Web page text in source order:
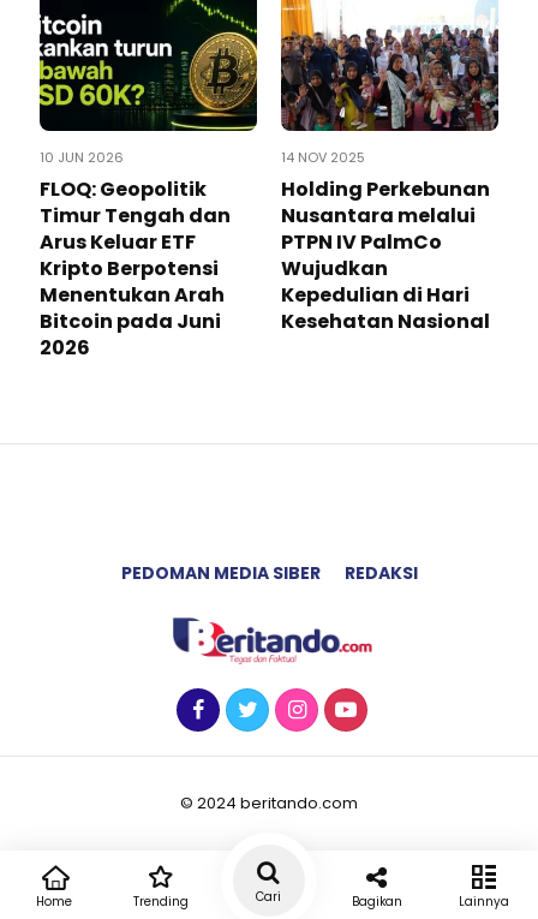
10 JUN 2026
FLOQ: Geopolitik
Timur Tengah dan
Arus Keluar ETF
Kripto Berpotensi
Menentukan Arah
Bitcoin pada Juni
2026
14 NOV 2025
Holding Perkebunan
Nusantara melalui
PTPN IV PalmCo
Wujudkan
Kepedulian di Hari
Kesehatan Nasional
PEDOMAN MEDIA SIBER REDAKSI
© 2024 beritando.com
Home Trending Cari Bagikan Lainnya